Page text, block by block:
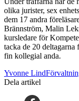
olika jurister, sex
dem 17 andra
Brännström, Malin
kursledare för
tacka de 20 deltagarna
fin kollegial anda.
Yvonne
Dela artikel